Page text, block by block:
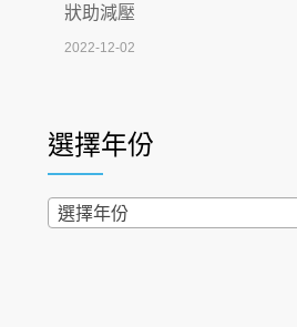
2026-07-02
4連霸議員黃秋澤癌逝！食道
西園醫院55周年 7／10捐血
熱血響應
2026-06-30
狀助減壓
2022-12-02
2022-02-17
過量維生素D和鈣恐罹癌? 醫
不怕補錯
選擇年份
選擇年份